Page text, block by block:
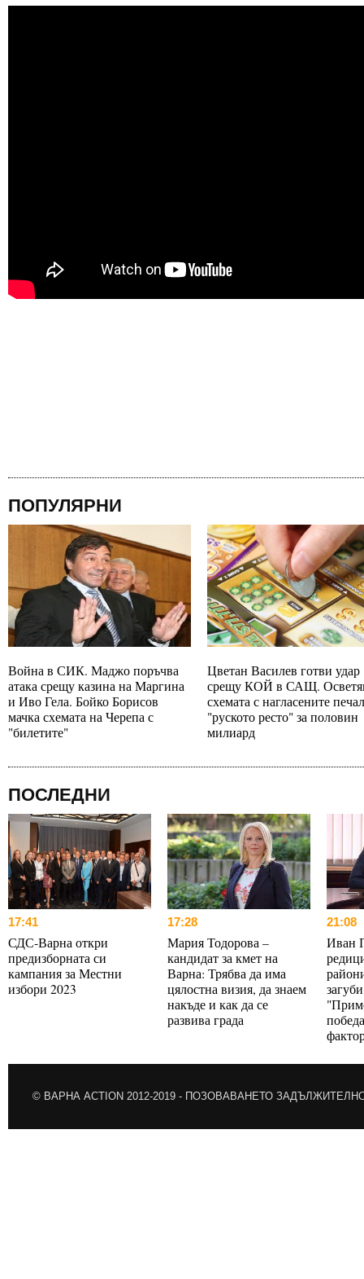
ПОПУЛЯРНИ
Война в СИК. Маджо поръчва
атака срещу казина на Маргина
и Иво Гела. Бойко Борисов
мачка схемата на Черепа с
"билетите"
Цветан Василев готви удар
срещу КОЙ в САЩ.
схемата с нагласените
"руското ресто" за половин
милиард
ПОСЛЕДНИ
17:41
СДС-Варна откри
предизборната си
кампания за Местни
избори 2023
17:28
Мария Тодорова –
кандидат за кмет на
Варна: Трябва да има
цялостна визия, да знаем
накъде и как да се
развива града
21:08
Иван
© ВАРНА ACTION 2012-2019 - ПОЗОВАВАНЕТО